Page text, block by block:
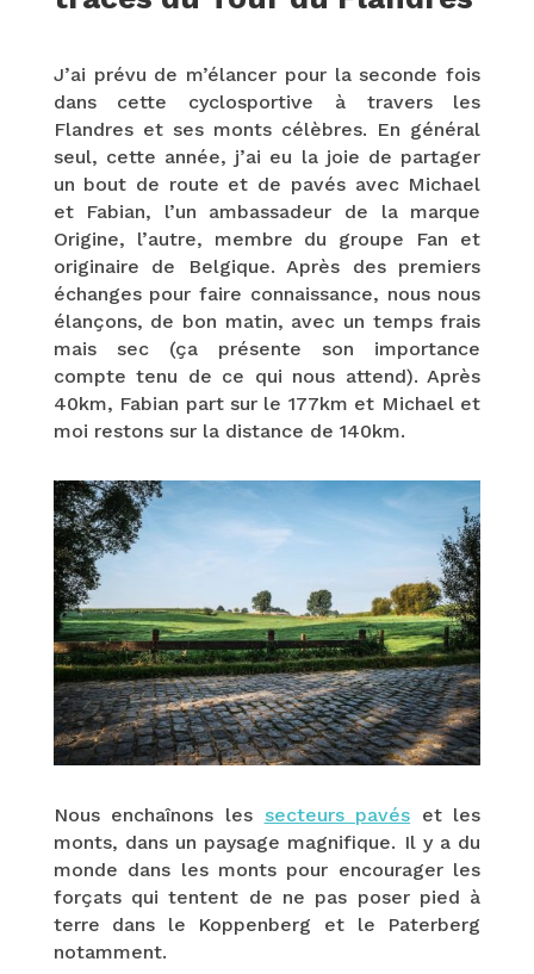
J’ai prévu de m’élancer pour la seconde fois
dans cette cyclosportive à travers les
Flandres et ses monts célèbres. En général
seul, cette année, j’ai eu la joie de partager
un bout de route et de pavés avec Michael
et Fabian, l’un ambassadeur de la marque
Origine, l’autre, membre du groupe Fan et
originaire de Belgique. Après des premiers
échanges pour faire connaissance, nous nous
élançons, de bon matin, avec un temps frais
mais sec (ça présente son importance
compte tenu de ce qui nous attend). Après
40km, Fabian part sur le 177km et Michael et
moi restons sur la distance de 140km.
Nous enchaînons les secteurs pavés et les
monts, dans un paysage magnifique. Il y a du
monde dans les monts pour encourager les
forçats qui tentent de ne pas poser pied à
terre dans le Koppenberg et le Paterberg
notamment.